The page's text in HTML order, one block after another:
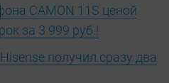
CAMON 11S ценой
за 3 999 руб.!
получил сразу два